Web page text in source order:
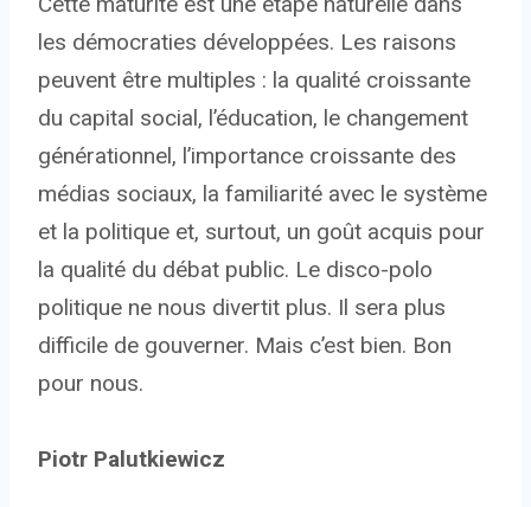
les démocraties développées. Les raisons
peuvent être multiples : la qualité croissante
du capital social, l’éducation, le changement
générationnel, l’importance croissante des
médias sociaux, la familiarité avec le système
et la politique et, surtout, un goût acquis pour
la qualité du débat public. Le disco-polo
politique ne nous divertit plus. Il sera plus
difficile de gouverner. Mais c’est bien. Bon
pour nous.
Piotr Palutkiewicz